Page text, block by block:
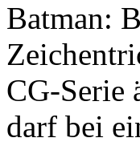
Batman:
CG-Serie
darf bei